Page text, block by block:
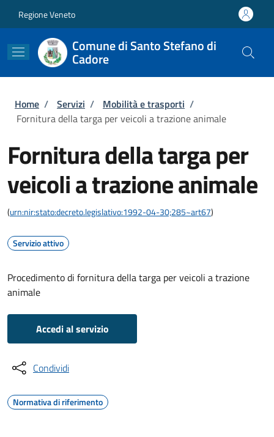
Regione Veneto
Comune di Santo Stefano di
Cadore
Briciole di pane
Home / Servizi / Mobilità e trasporti /
Fornitura della targa per veicoli a trazione animale
Fornitura della targa per
veicoli a trazione animale
(urn:nir:stato:decreto.legislativo:1992-04-30;285~art67)
Servizio attivo
Procedimento di fornitura della targa per veicoli a trazione
animale
Accedi al servizio
Condividi
Normativa di riferimento